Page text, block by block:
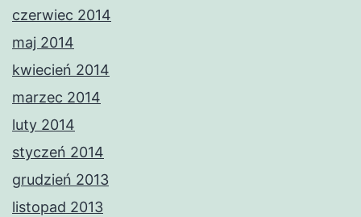
czerwiec 2014
maj 2014
kwiecień 2014
marzec 2014
luty 2014
styczeń 2014
grudzień 2013
listopad 2013